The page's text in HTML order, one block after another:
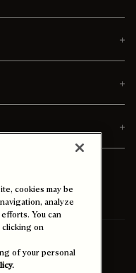
)
cookies may be
analyze
You can
clicking on
of your personal